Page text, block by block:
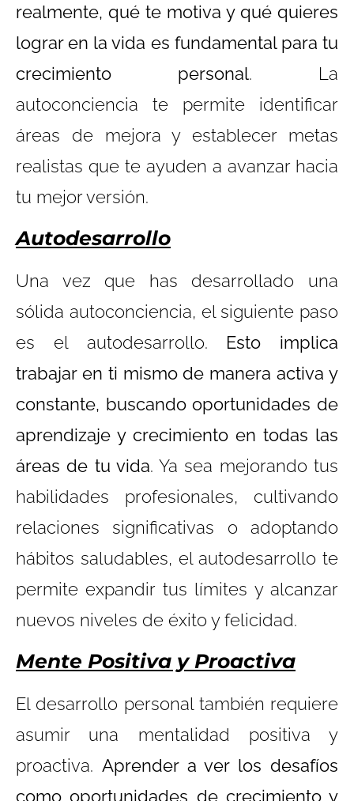
realmente, qué te motiva y qué quieres
lograr en la vida es fundamental para tu
crecimiento personal. La
autoconciencia te permite identificar
áreas de mejora y establecer metas
realistas que te ayuden a avanzar hacia
tu mejor versión.
Autodesarrollo
Una vez que has desarrollado una
sólida autoconciencia, el siguiente paso
es el autodesarrollo. Esto implica
trabajar en ti mismo de manera activa y
constante, buscando oportunidades de
aprendizaje y crecimiento en todas las
áreas de tu vida. Ya sea mejorando tus
habilidades profesionales, cultivando
relaciones significativas o adoptando
hábitos saludables, el autodesarrollo te
permite expandir tus límites y alcanzar
nuevos niveles de éxito y felicidad.
Mente Positiva y Proactiva
El desarrollo personal también requiere
asumir una mentalidad positiva y
proactiva. Aprender a ver los desafíos
como oportunidades de crecimiento y